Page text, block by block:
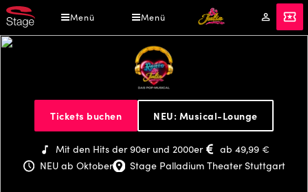
Direkt
zum
Inhalt
Menü Menü
Mein
Konto
Tickets
&
Julia
Das
Tickets buchen NEU: Musical-Lounge
Mit den Hits der 90er und 2000er
ab 49,99 €
NEU ab Oktober
Stage Palladium Theater Stuttgart